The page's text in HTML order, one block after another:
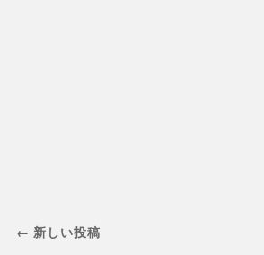
← 新しい投稿